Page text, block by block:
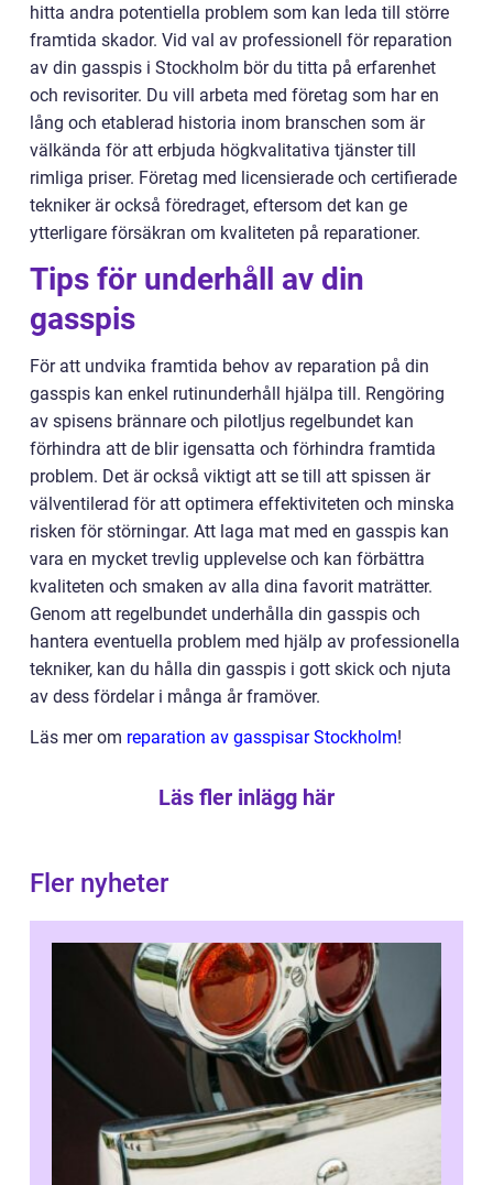
hitta andra potentiella problem som kan leda till större
framtida skador. Vid val av professionell för reparation
av din gasspis i Stockholm bör du titta på erfarenhet
och revisoriter. Du vill arbeta med företag som har en
lång och etablerad historia inom branschen som är
välkända för att erbjuda högkvalitativa tjänster till
rimliga priser. Företag med licensierade och certifierade
tekniker är också föredraget, eftersom det kan ge
ytterligare försäkran om kvaliteten på reparationer.
Tips för underhåll av din
gasspis
För att undvika framtida behov av reparation på din
gasspis kan enkel rutinunderhåll hjälpa till. Rengöring
av spisens brännare och pilotljus regelbundet kan
förhindra att de blir igensatta och förhindra framtida
problem. Det är också viktigt att se till att spissen är
välventilerad för att optimera effektiviteten och minska
risken för störningar. Att laga mat med en gasspis kan
vara en mycket trevlig upplevelse och kan förbättra
kvaliteten och smaken av alla dina favorit maträtter.
Genom att regelbundet underhålla din gasspis och
hantera eventuella problem med hjälp av professionella
tekniker, kan du hålla din gasspis i gott skick och njuta
av dess fördelar i många år framöver.
Läs mer om reparation av gasspisar Stockholm!
Läs fler inlägg här
Fler nyheter